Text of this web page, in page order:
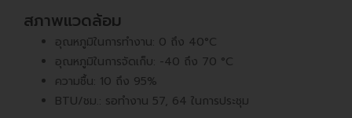
สภาพแวดล้อม
อุณหภูมิในการทำงาน: 0 ถึง 40°C
อุณหภูมิในการจัดเก็บ: -40 ถึง 70 °C
ความชื้น: 10 ถึง 95%
BTU/ชม.: รอทำงาน 57, 64 ในการประชุม